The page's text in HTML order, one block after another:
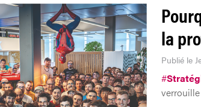
la
Publié le
#